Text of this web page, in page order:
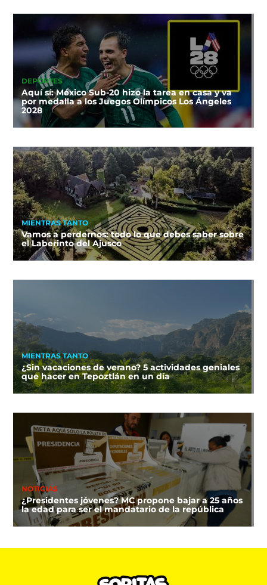
DEPORTES
Aquí sí: México Sub-20 hizo la tarea en casa y va
por medalla a los Juegos Olímpicos Los Ángeles
2028
MIENTRAS TANTO
Vamos a perdernos: todo lo que debes saber sobre
el Laberinto del Ajusco
MIENTRAS TANTO
¿Sin vacaciones de verano? 5 actividades geniales
que hacer en Tepoztlán en un día
NOTICIAS
¿Presidentes jóvenes? MC propone bajar a 25 años
la edad para ser el mandatario de la república